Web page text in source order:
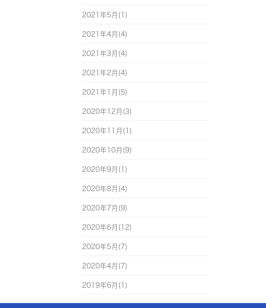
2021年5月(1)
2021年4月(4)
2021年3月(4)
2021年2月(4)
2021年1月(5)
2020年12月(3)
2020年11月(1)
2020年10月(9)
2020年9月(1)
2020年8月(4)
2020年7月(9)
2020年6月(12)
2020年5月(7)
2020年4月(7)
2019年6月(1)